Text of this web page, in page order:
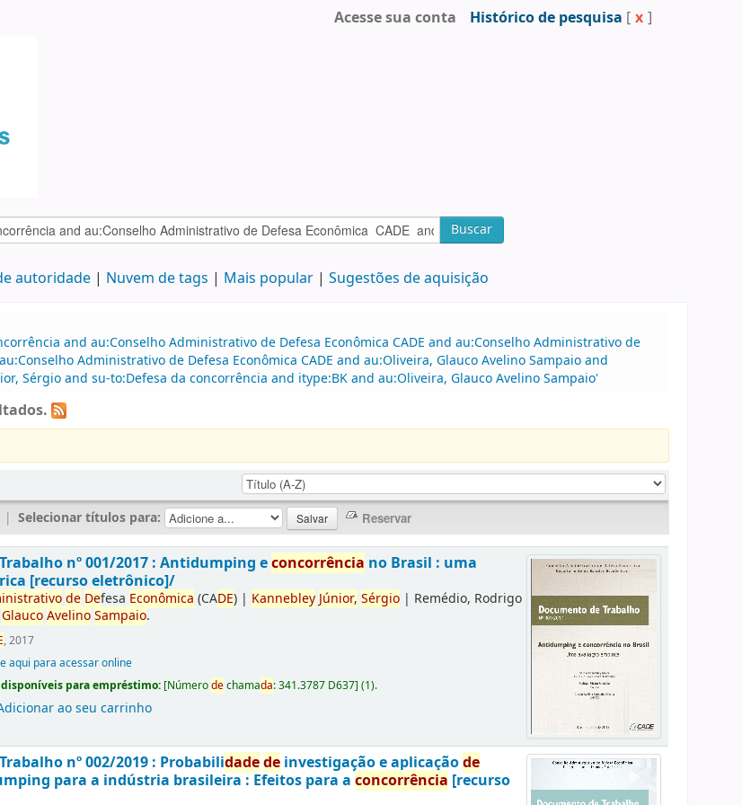
Acesse sua conta Histórico de pesquisa [ x ]
Buscar
autoridade Nuvem de tags Mais popular Sugestões de aquisição
and au:Conselho Administrativo de Defesa Econômica CADE and au:Conselho Administrativo de
Administrativo de Defesa Econômica CADE and au:Oliveira, Glauco Avelino Sampaio and
Sérgio and su-to:Defesa da concorrência and itype:BK and au:Oliveira, Glauco Avelino Sampaio'
| Selecionar títulos para:
Trabalho nº 001/2017 : Antidumping econcorrência no Brasil : uma
[recurso eletrônico]/
de Defesa Econômica (CADE) | KannebleyJúnior, Sérgio | Remédio, Rodrigo
GlaucoAvelinoSampaio.
, 2017
aqui para acessar online
para empréstimo: [Númerodechamada:341.3787 D637](1).
ao seu carrinho
Trabalho nº 002/2019 : Probabilidadede investigação e aplicaçãode
para a indústria brasileira : Efeitos para aconcorrência [recurso